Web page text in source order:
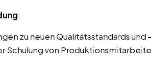
:
zu neuen Qualitätsstandards
Schulung von